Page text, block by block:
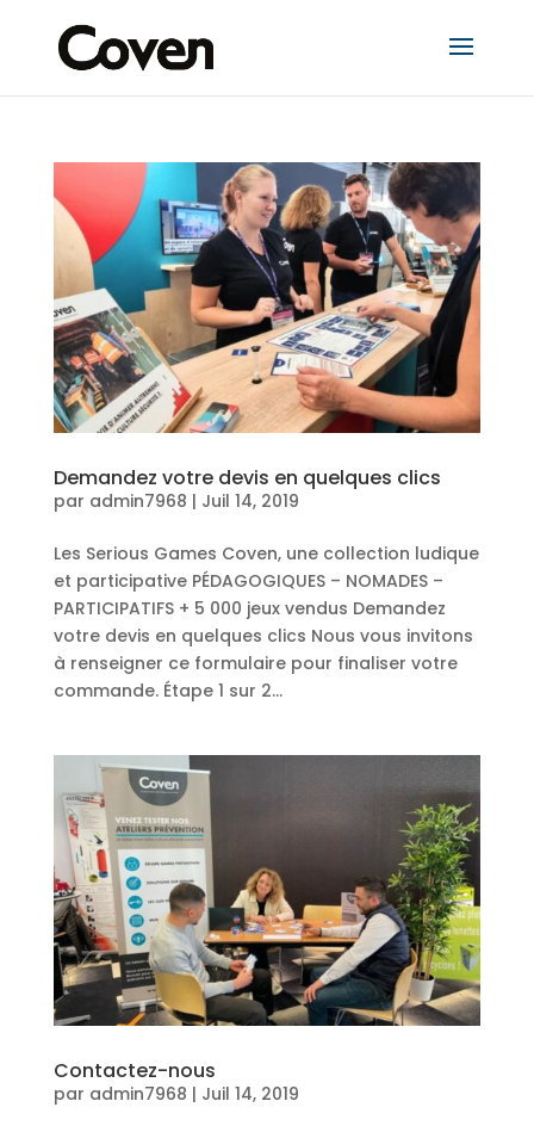
Demandez votre devis en quelques clics
par admin7968 | Juil 14, 2019
Les Serious Games Coven, une collection ludique
et participative PÉDAGOGIQUES – NOMADES –
PARTICIPATIFS + 5 000 jeux vendus Demandez
votre devis en quelques clics Nous vous invitons
à renseigner ce formulaire pour finaliser votre
commande. Étape 1 sur 2...
Contactez-nous
par admin7968 | Juil 14, 2019